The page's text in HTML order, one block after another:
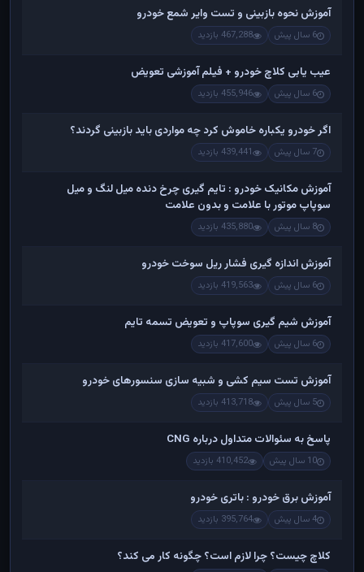
آموزش نحوه بازبینی و تست وایر شمع خودرو
6 سال پیش 467,288 بازدید
عیب یابی کلاچ خودرو + فیلم آموزشی تعویض
6 سال پیش 455,946 بازدید
اگر خودرو یکباره خاموش کرد چه مواردی باید بازبینی گردند؟
7 سال پیش 439,441 بازدید
آموزش مکانیک خودرو : تایم گیری چرخ دنده میل لنگ و میل
سوپاپ موتور با علامت و بدون علامت
8 سال پیش 435,880 بازدید
آموزش اندازه گیری فشار ریل سوخت خودرو
6 سال پیش 419,563 بازدید
آموزش شیم گیری سوپاپ و تعویض تسمه تایم
6 سال پیش 417,600 بازدید
آموزش تست سیم کشی و شبیه سازی سنسورهای خودرو
5 سال پیش 413,718 بازدید
پاسخ به سئوالات متداول درباره CNG
10 سال پیش 410,452 بازدید
آموزش برق خودرو : باتری خودرو
4 سال پیش 395,764 بازدید
کلاچ چیست؟ چرا لازم است؟ چگونه کار می کند؟